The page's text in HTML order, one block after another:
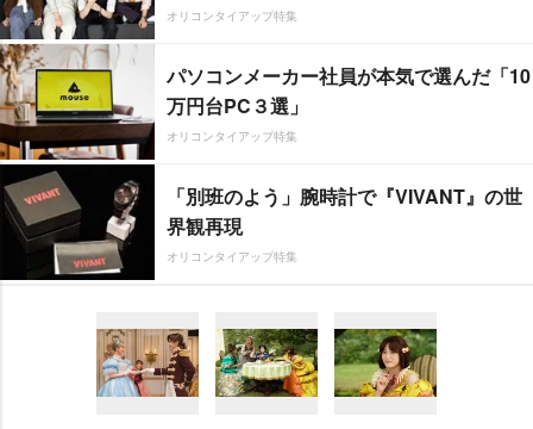
オリコンタイアップ特集
パソコンメーカー社員が本気で選んだ「10
万円台PC３選」
オリコンタイアップ特集
「別班のよう」腕時計で『VIVANT』の世
界観再現
オリコンタイアップ特集